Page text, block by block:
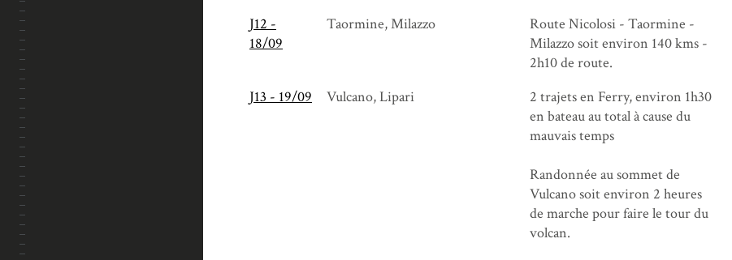
J12 -
18/09
Taormine, Milazzo
Route Nicolosi - Taormine -
Milazzo soit environ 140 kms -
2h10 de route.
J13 - 19/09 Vulcano, Lipari
2 trajets en Ferry, environ 1h30
en bateau au total à cause du
mauvais temps
Randonnée au sommet de
Vulcano soit environ 2 heures
de marche pour faire le tour du
volcan.